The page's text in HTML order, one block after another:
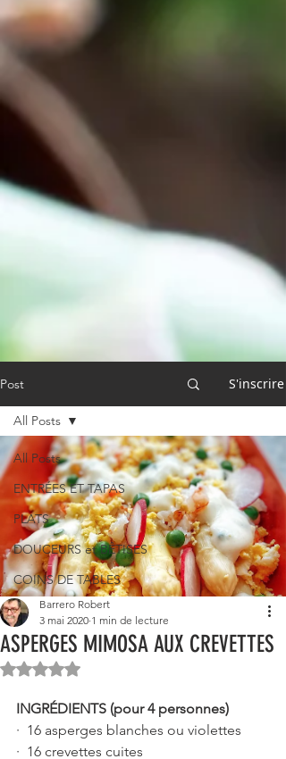
Post S'inscrire
All Posts
ENTRÉES ET TAPAS
PLATS
DOUCEURS et BÊTISES
COINS DE TABLES
All Posts
ASPERGES MIMOSA AUX CREVETTES
Barrero Robert
3 mai 2020 1 min de lecture
Noté NaN étoiles sur 5.
INGRÉDIENTS (pour 4 personnes)
·  16 asperges blanches ou violettes
·  16 crevettes cuites